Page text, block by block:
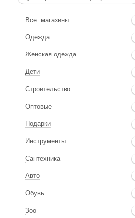
Все магазины
Одежда
Женская одежда
Дети
Строительство
Оптовые
Подарки
Инструменты
Сантехника
Авто
Обувь
Зоо